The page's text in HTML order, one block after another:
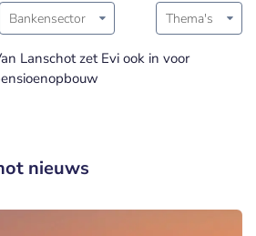
Bankensector Thema's
Lanschot zet Evi ook in voor
nieuws